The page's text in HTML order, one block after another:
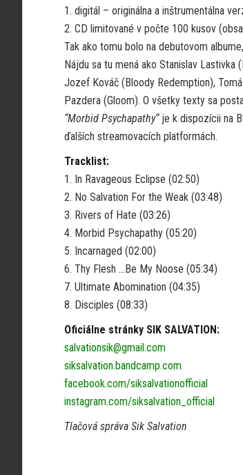
1. digitál – originálna a inštrumentálna
2. CD limitované v počte 100 kusov
Tak ako tomu bolo na debutovom
Nájdu sa tu mená ako Stanislav Lastivka
Jozef Kováč (Bloody Redemption),
Pazdera (Gloom). O všetky texty sa
“Morbid Psychapathy“je k dispozícii na
ďalších streamovacích platformách.
Tracklist:
1. In Ravageous Eclipse (02:50)
2. No Salvation For the Weak (03:48)
3. Rivers of Hate (03:26)
4. Morbid Psychapathy (05:20)
5. Incarnaged (02:00)
6. Thy Flesh …Be My Noose (05:34)
7. Ultimate Abomination (04:35)
8. Disciples (08:33)
Oficiálne stránky SIK SALVATION:
salvationsik@gmail.com
siksalvation.bandcamp.com
facebook.com/siksalvationofficial
instagram.com/siksalvation_official
Tlačová správa Sik Salvation